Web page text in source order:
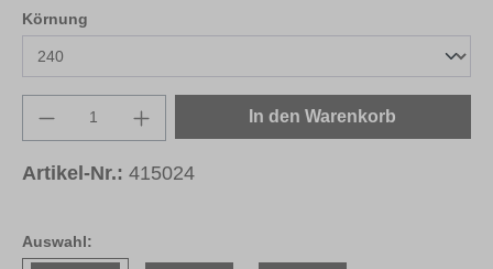
Auswahl:
Körnung
Produkt Anzahl: Gib den gewünschten
In den Warenkorb
Artikel-Nr.: 415024